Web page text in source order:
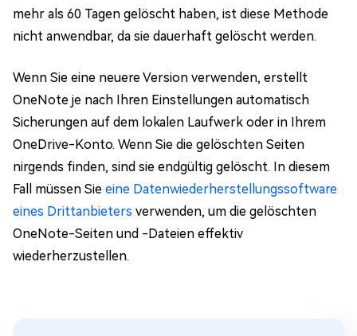
mehr als 60 Tagen gelöscht haben, ist diese Methode
nicht anwendbar, da sie dauerhaft gelöscht werden.
Wenn Sie eine neuere Version verwenden, erstellt
OneNote je nach Ihren Einstellungen automatisch
Sicherungen auf dem lokalen Laufwerk oder in Ihrem
OneDrive-Konto. Wenn Sie die gelöschten Seiten
nirgends finden, sind sie endgültig gelöscht. In diesem
Fall müssen Sie eine Datenwiederherstellungssoftware
eines Drittanbieters verwenden, um die gelöschten
OneNote-Seiten und -Dateien effektiv
wiederherzustellen.